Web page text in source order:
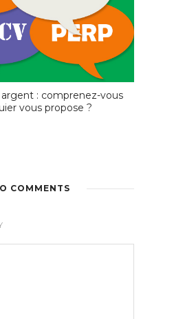
: comprenez-vous
vous propose ?
COMMENTS